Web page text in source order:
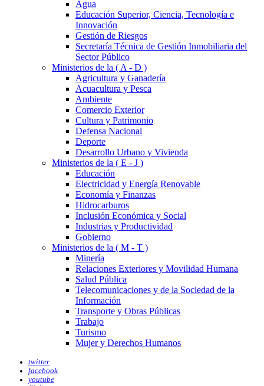
Agua
Educación Superior, Ciencia, Tecnología e
Innovación
Gestión de Riesgos
Secretaría Técnica de Gestión Inmobiliaria del
Sector Público
Ministerios de la ( A - D )
Agricultura y Ganadería
Acuacultura y Pesca
Ambiente
Comercio Exterior
Cultura y Patrimonio
Defensa Nacional
Deporte
Desarrollo Urbano y Vivienda
Ministerios de la ( E - J )
Educación
Electricidad y Energía Renovable
Economía y Finanzas
Hidrocarburos
Inclusión Económica y Social
Industrias y Productividad
Gobierno
Ministerios de la ( M - T )
Minería
Relaciones Exteriores y Movilidad Humana
Salud Pública
Telecomunicaciones y de la Sociedad de la
Información
Transporte y Obras Públicas
Trabajo
Turismo
Mujer y Derechos Humanos
twitter
facebook
youtube